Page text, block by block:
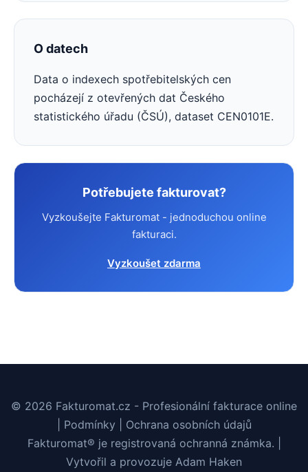
O datech
Data o indexech spotřebitelských cen
pocházejí z otevřených dat Českého
statistického úřadu (ČSÚ), dataset CEN0101E.
Potřebujete fakturovat?
Vyzkoušejte Fakturomat - jednoduchou online
fakturaci.
Vyzkoušet zdarma
© 2026 Fakturomat.cz - Profesionální fakturace online
Podmínky
Ochrana osobních údajů
Fakturomat® je registrovaná ochranná známka. |
Vytvořil a provozuje Adam Haken